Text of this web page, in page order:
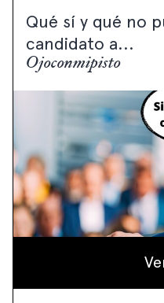
Qué sí y qué no
candidato a...
Ojoconmipisto